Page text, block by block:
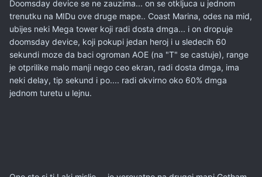
Doomsday device se ne zauzima... on se otkljuca u jednom
trenutku na MIDu ove druge mape.. Coast Marina, odes na mid,
ubijes neki Mega tower koji radi dosta dmga... i on dropuje
doomsday device, koji pokupi jedan heroj i u sledecih 60
sekundi moze da baci ogroman AOE (na "T" se castuje), range
je otprilike malo manji nego ceo ekran, radi dosta dmga, ima
neki delay, tip sekund i po.... radi okvirno oko 60% dmga
jednom turetu u lejnu.